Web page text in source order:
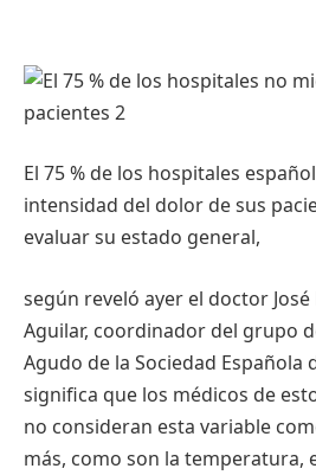
El 75 % de los hospitales
intensidad del dolor de sus
evaluar su estado general,
según reveló ayer el doctor José
Aguilar, coordinador del grupo
Agudo de la Sociedad Española
significa que los médicos de
no consideran esta variable
más, como son la temperatura,